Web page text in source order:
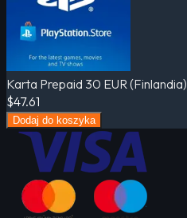
Karta Prepaid 30 EUR (Finlandia)
$47.61
Dodaj do koszyka